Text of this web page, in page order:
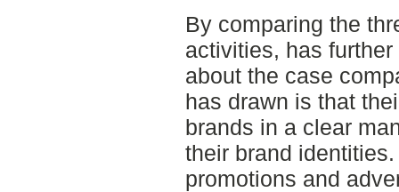
By comparing the
activities, has
about the case
has drawn is that
brands in a clear
their brand
promotions and